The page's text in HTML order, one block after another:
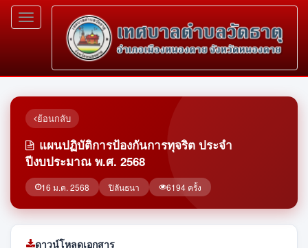
Toggle
navigation
ย้อนกลับ
แผนปฏิบัติการป้องกันการทุจริต ประจำ
ปีงบประมาณ พ.ศ. 2568
16 ม.ค. 2568 ปิลันธนา 6194 ครั้ง
ดาวน์โหลดเอกสาร